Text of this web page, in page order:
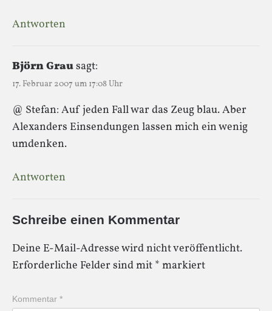
Antworten
Björn Grausagt:
17. Februar 2007 um 17:08 Uhr
@ Stefan: Auf jeden Fall war das Zeug blau. Aber
Alexanders Einsendungen lassen mich ein wenig
umdenken.
Antworten
Schreibe einen Kommentar
Deine E-Mail-Adresse wird nicht veröffentlicht.
Erforderliche Felder sind mit * markiert
Kommentar *